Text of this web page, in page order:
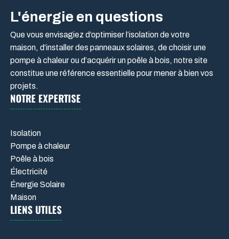
L'énergie en questions
Que vous envisagiez d’optimiser l’isolation de votre
maison, d’installer des panneaux solaires, de choisir une
pompe à chaleur ou d’acquérir un poêle à bois, notre site
constitue une référence essentielle pour mener à bien vos
projets.
NOTRE EXPERTISE
Isolation
Pompe à chaleur
Poêle à bois
Électricité
Énergie Solaire
Maison
LIENS UTILES